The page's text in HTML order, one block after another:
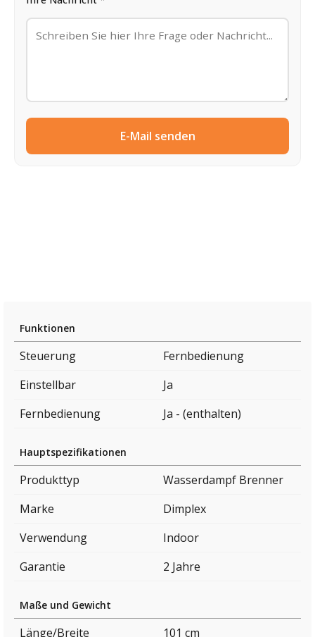
E-Mail senden
Funktionen
Steuerung
Fernbedienung
Einstellbar
Ja
Fernbedienung
Ja - (enthalten)
Hauptspezifikationen
Produkttyp
Wasserdampf Brenner
Marke
Dimplex
Verwendung
Indoor
Garantie
2 Jahre
Maße und Gewicht
Länge/Breite 101 cm